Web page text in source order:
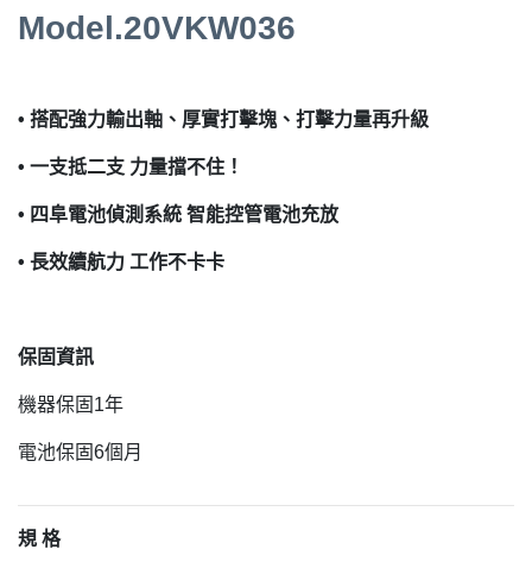
Model.20VKW036
• 搭配強力輸出軸、厚實打擊塊、打擊力量再升級
• 一支抵二支 力量擋不住！
• 四阜電池偵測系統 智能控管電池充放
• 長效續航力 工作不卡卡
保固資訊
機器保固1年
電池保固6個月
規 格